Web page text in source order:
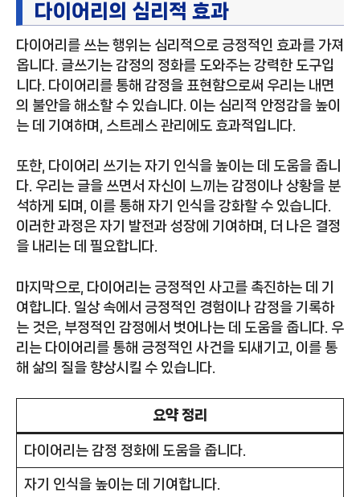
다이어리의 심리적 효과
다이어리를 쓰는 행위는 심리적으로 긍정적인 효과를 가져
옵니다. 글쓰기는 감정의 정화를 도와주는 강력한 도구입
니다. 다이어리를 통해 감정을 표현함으로써 우리는 내면
의 불안을 해소할 수 있습니다. 이는 심리적 안정감을 높이
는 데 기여하며, 스트레스 관리에도 효과적입니다.
또한, 다이어리 쓰기는 자기 인식을 높이는 데 도움을 줍니
다. 우리는 글을 쓰면서 자신이 느끼는 감정이나 상황을 분
석하게 되며, 이를 통해 자기 인식을 강화할 수 있습니다.
이러한 과정은 자기 발전과 성장에 기여하며, 더 나은 결정
을 내리는 데 필요합니다.
마지막으로, 다이어리는 긍정적인 사고를 촉진하는 데 기
여합니다. 일상 속에서 긍정적인 경험이나 감정을 기록하
는 것은, 부정적인 감정에서 벗어나는 데 도움을 줍니다. 우
리는 다이어리를 통해 긍정적인 사건을 되새기고, 이를 통
해 삶의 질을 향상시킬 수 있습니다.
요약 정리
다이어리는 감정 정화에 도움을 줍니다.
자기 인식을 높이는 데 기여합니다.